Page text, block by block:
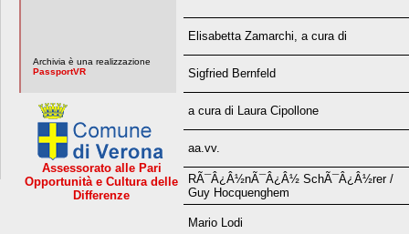
Archivia è una realizzazione
PassportVR
Assessorato alle Pari
Opportunità e Cultura delle
Differenze
Elisabetta Zamarchi, a cura di
Sigfried Bernfeld
a cura di Laura Cipollone
aa.vv.
RÃ¯Â¿Â½nÃ¯Â¿Â½ SchÃ¯Â¿Â½rer /
Guy Hocquenghem
Mario Lodi